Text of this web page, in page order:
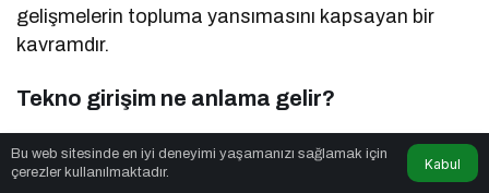
gelişmelerin topluma yansımasını kapsayan bir
kavramdır.
Tekno girişim ne anlama gelir?
Tekno girişim, teknoloji tabanlı iş modellerine
dayanan ve yazılım, yapay zekâ gibi alanlarda
Bu web sitesinde en iyi deneyimi yaşamanızı sağlamak için
çerezler kullanılmaktadır.
Kabul